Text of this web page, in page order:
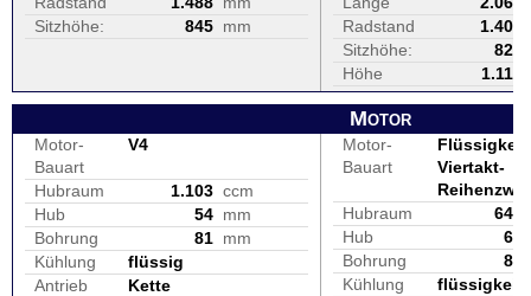
Sitzhöhe:
845 mm
Radstand
1.405
Sitzhöhe:
820
Höhe
1.115
Motor
Motor-
Bauart
V4
Hubraum 1.103 ccm
Hub
54 mm
Bohrung
81 mm
Kühlung
flüssig
Antrieb
Kette
Motor-
Bauart
Viertakt-
Hubraum
649
Hub
60
Bohrung
83
Kühlung